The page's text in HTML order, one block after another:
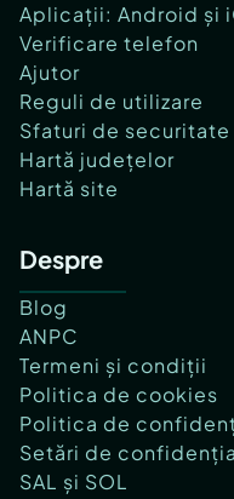
Aplicații: Android și
Verificare telefon
Ajutor
Reguli de utilizare
Sfaturi de securitate
Hartă județelor
Hartă site
Despre
Blog
ANPC
Termeni și condiții
Politica de cookies
Politica de
Setări de
SAL și SOL